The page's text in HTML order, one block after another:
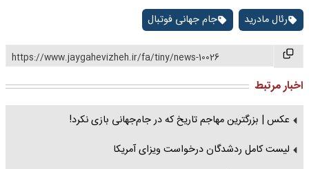
رئال مادرید جام جهانی فوتبال
https://www.jaygahevizheh.ir/fa/tiny/news-10026
اخبار مرتبط
عکس | بزرگترین مهاجم تاریخ که در جام‌جهانی بازی نکرد!
لیست کامل ردشدگان درخواست ویزای آمریکا